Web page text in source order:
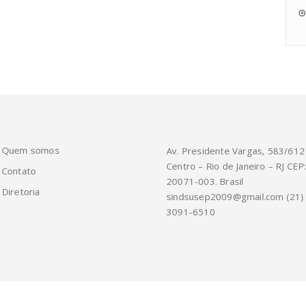
Quem somos
Contato
Diretoria
Av. Presidente Vargas, 583/612
Centro – Rio de Janeiro – RJ CEP:
20071-003. Brasil
sindsusep2009@gmail.com (21)
3091-6510